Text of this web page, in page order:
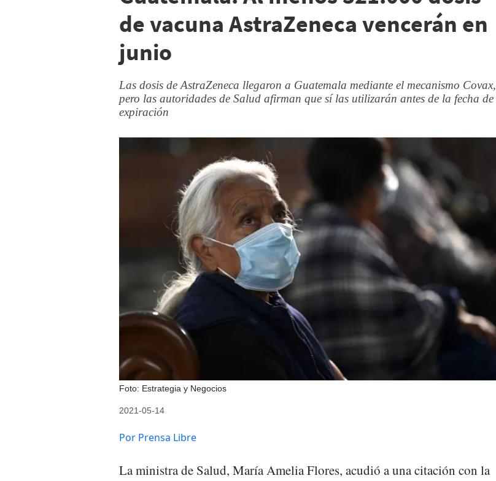
de vacuna AstraZeneca vencerán en
junio
Las dosis de AstraZeneca llegaron a Guatemala mediante el mecanismo Covax,
pero las autoridades de Salud afirman que sí las utilizarán antes de la fecha de
expiración
Foto: Estrategia y Negocios
2021-05-14
Por Prensa Libre
La ministra de Salud, María Amelia Flores, acudió a una citación con la